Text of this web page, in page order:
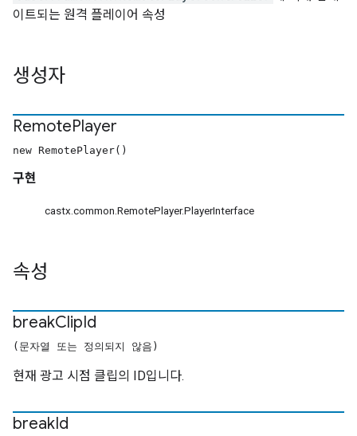
이트되는 원격 플레이어 속성
생성자
RemotePlayer
new RemotePlayer()
구현
castx.common.RemotePlayer.PlayerInterface
속성
breakClipId
(문자열 또는 정의되지 않음)
현재 광고 시점 클립의 ID입니다.
breakId